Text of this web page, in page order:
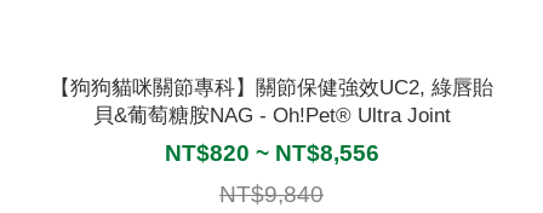
【狗狗貓咪關節專科】關節保健強效UC2, 綠唇貽
貝&葡萄糖胺NAG - Oh!Pet® Ultra Joint
NT$820 ~ NT$8,556
NT$9,840